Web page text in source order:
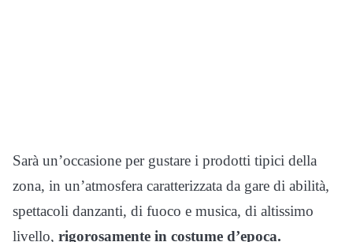
Sarà un’occasione per gustare i prodotti tipici della
zona, in un’atmosfera caratterizzata da gare di abilità,
spettacoli danzanti, di fuoco e musica, di altissimo
livello, rigorosamente in costume d’epoca.